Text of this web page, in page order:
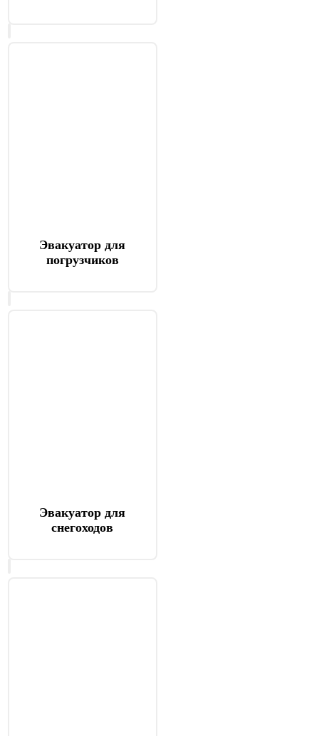
Эвакуатор для
погрузчиков
Эвакуатор для
снегоходов